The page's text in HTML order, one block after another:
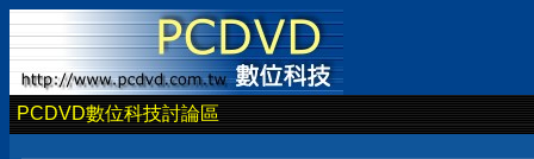
PCDVD數位科技討論區